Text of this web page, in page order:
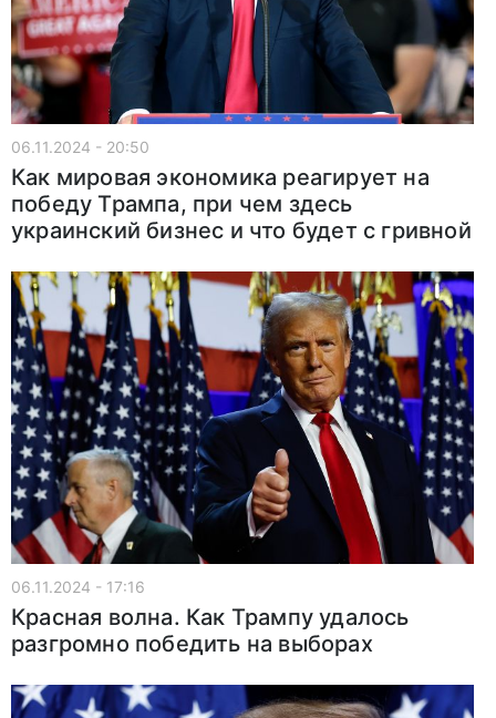
06.11.2024 - 20:50
Как мировая экономика реагирует на
победу Трампа, при чем здесь
украинский бизнес и что будет с гривной
06.11.2024 - 17:16
Красная волна. Как Трампу удалось
разгромно победить на выборах